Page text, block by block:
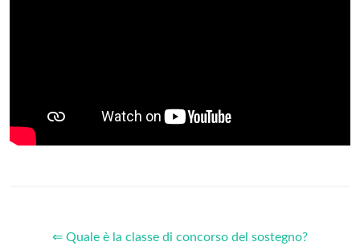
⇐ Quale è la classe di concorso del sostegno?